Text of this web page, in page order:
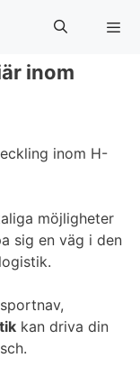
inom
inom H-
möjligheter
sig en väg i den
kan driva din